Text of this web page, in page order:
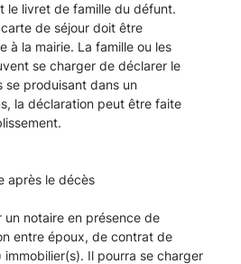
le livret de famille du défunt.
de séjour doit être
à la mairie. La famille ou les
se charger de déclarer le
se produisant dans un
la déclaration peut être faite
après le décès
notaire en présence de
entre époux, de contrat de
immobilier(s). Il pourra se charger